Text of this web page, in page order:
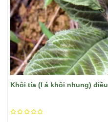
Khôi tía (l á khôi nhung)